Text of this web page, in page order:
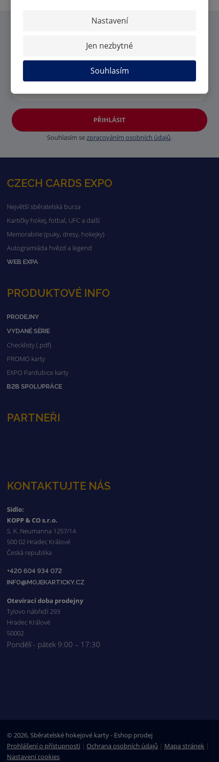
Nastavení
Jen nezbytné
Souhlasím
NOVINKY OD MK CARDS
PŘIHLÁSIT
Souhlasím sezpracováním osobních údajů.
CZECH CARDS EXPO
Největší sběratelská burza
Kartičky hokej, fotbal, UFC a další
Memorabilie (puky, dresy, hokejky)
Autogramiáda hvězd a legend
WEB EXPA
PRODUKTOVÉ INFO
PRODEJNY
VYDANÉ SÉRIE
Checklisty (.pdf)
PROMO karty
EXPO Pardubice karty
B2B SPOLUPRÁCE
PARTNEŘI
KONTAKTUJTE NÁS
Sídlo:
KOPP & CO s.r.o.
S. K. Neumanna 1257/14
500 02 Hradec Králové
Česká republika
+420 604 934 072
INFO@MOJEKARTICKY.CZ
Otevírací doba prodejny
Tylovo nábřeží 293
Hradec Králové
50002
Pondělí - pátek 9:00 – 17:30
© 2026, Sběratelské hokejové karty - Eshop prodej
Prohlášení o přístupnosti |Ochrana osobních údajů | Mapa stránek |
Nastavení cookies